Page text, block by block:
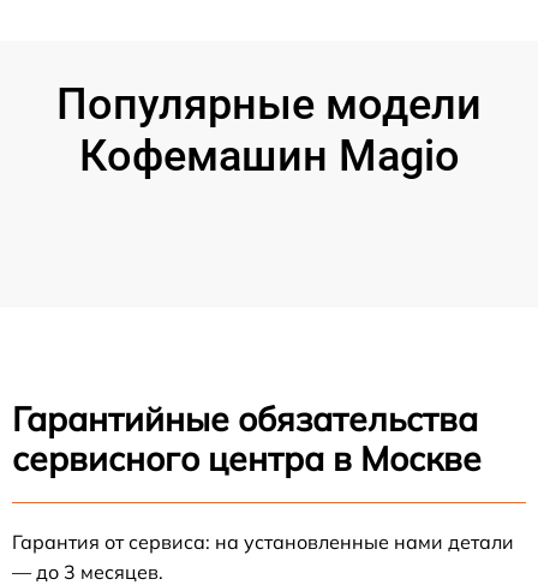
Популярные модели
Кофемашин Magio
Гарантийные обязательства
сервисного центра в Москве
Гарантия от сервиса: на установленные нами детали
— до 3 месяцев.